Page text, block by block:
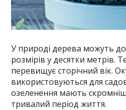
У природі дерева можуть
розмірів у десятки метрів.
перевищує сторічний вік.
використовуються для
озеленення мають
тривалий період життя.